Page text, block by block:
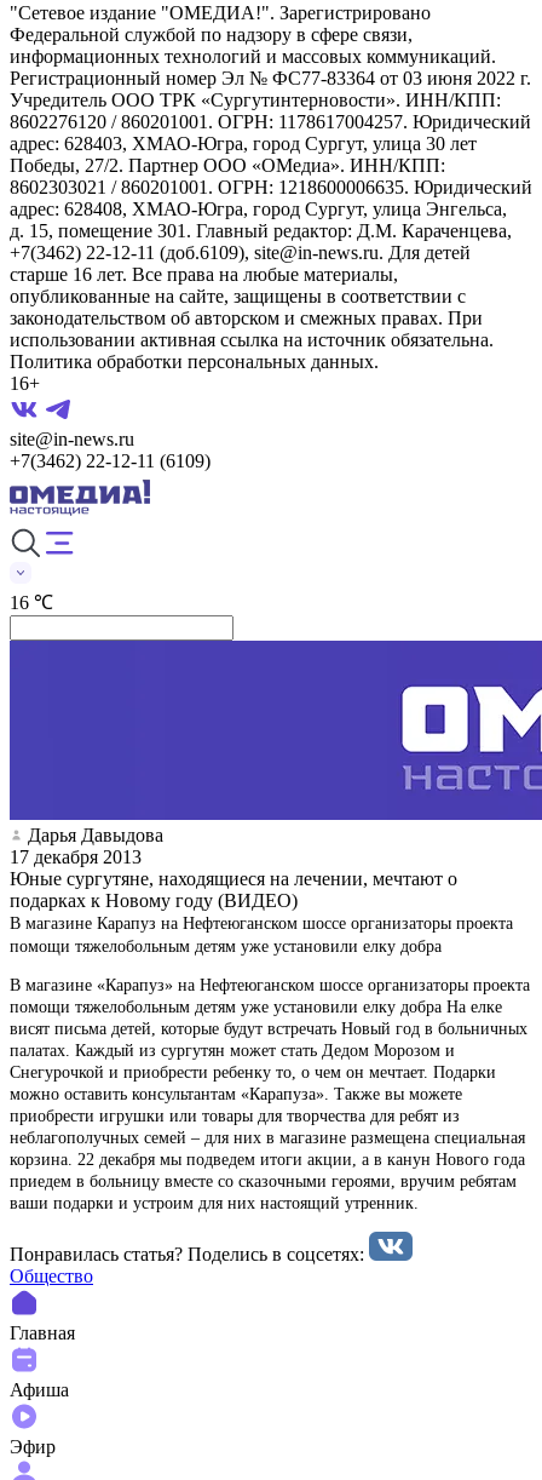
"Сетевое издание "ОМЕДИА!". Зарегистрировано
Федеральной службой по надзору в сфере связи,
информационных технологий и массовых коммуникаций.
Регистрационный номер Эл № ФС77-83364 от 03 июня 2022 г.
Учредитель ООО ТРК «Сургутинтерновости». ИНН/КПП:
8602276120 / 860201001. ОГРН: 1178617004257. Юридический
адрес: 628403, ХМАО-Югра, город Сургут, улица 30 лет
Победы, 27/2. Партнер ООО «ОМедиа». ИНН/КПП:
8602303021 / 860201001. ОГРН: 1218600006635. Юридический
адрес: 628408, ХМАО-Югра, город Сургут, улица Энгельса,
д. 15, помещение 301. Главный редактор: Д.М. Караченцева,
+7(3462) 22-12-11 (доб.6109), site@in-news.ru. Для детей
старше 16 лет. Все права на любые материалы,
опубликованные на сайте, защищены в соответствии с
законодательством об авторском и смежных правах. При
использовании активная ссылка на источник обязательна.
Политика обработки персональных данных.
16+
site@in-news.ru
+7(3462) 22-12-11 (6109)
16 ℃
Дарья Давыдова
17 декабря 2013
Юные сургутяне, находящиеся на лечении, мечтают о
подарках к Новому году (ВИДЕО)
В магазине Карапуз на Нефтеюганском шоссе организаторы проекта
помощи тяжелобольным детям уже установили елку добра
В магазине «Карапуз» на Нефтеюганском шоссе организаторы проекта
помощи тяжелобольным детям уже установили елку добра На елке
висят письма детей, которые будут встречать Новый год в больничных
палатах. Каждый из сургутян может стать Дедом Морозом и
Снегурочкой и приобрести ребенку то, о чем он мечтает. Подарки
можно оставить консультантам «Карапуза». Также вы можете
приобрести игрушки или товары для творчества для ребят из
неблагополучных семей – для них в магазине размещена специальная
корзина. 22 декабря мы подведем итоги акции, а в канун Нового года
приедем в больницу вместе со сказочными героями, вручим ребятам
ваши подарки и устроим для них настоящий утренник.
Понравилась статья? Поделиcь в соцсетях:
Общество
Главная
Афиша
Эфир